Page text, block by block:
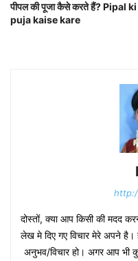
पीपल की पूजा कैसे करते हैं? Pipal ki
puja kaise kare
दोस्तों, क्या आप किसी की मदद
लेख मे दिए गए विचार मेरे अपने
अनुभव/विचार हो। अगर आप भी